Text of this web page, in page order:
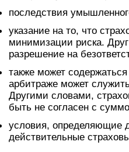
последствия
указание на то, что
минимизации риска.
разрешение на
также может
арбитраже может
Другими словами,
быть не согласен с
условия, определяющие
действительные